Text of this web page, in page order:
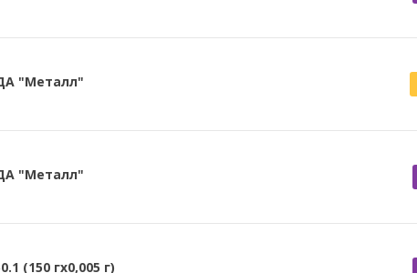
"Металл"
"Металл"
(150 гх0,005 г)